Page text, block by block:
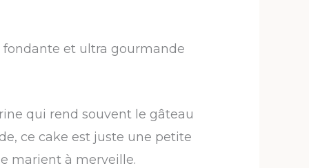
et ultra gourmande
qui rend souvent le gâteau
ce cake est juste une petite
marient à merveille.